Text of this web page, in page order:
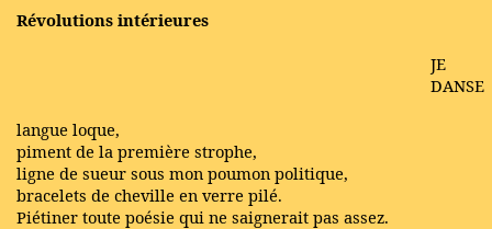
Révolutions intérieures
JE
DANSE
langue loque,
piment de la première strophe,
ligne de sueur sous mon poumon politique,
bracelets de cheville en verre pilé.
Piétiner toute poésie qui ne saignerait pas assez.